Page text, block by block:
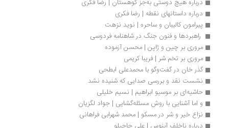
درباره هیچ دوستی به‌جز کوهستان | رضا فکری
درباره داستانهای نقطه | رضا فکری
پیرامون کالیبان و ساحره | نوید نزهت
راهبردها و فنون جنگ در شاهنامه فردوسی
مروری بر چین و ژاپن | محسن آزموده
مروری بر تخم شر | فریبا کریمی
گذر خان در گفت‌وگو با محمدعلی ابطحی
نشست نقد و بررسی صدایی که شنیده نشد
حاشیه‌ای بر موسیو ابراهیم | نسیم خلیلی
و اما آشنایی با روش مسئله‌گشایی | جواد لگزیان
نزاع خیر و شر در مسکو | محمد شهرابی فراهانی